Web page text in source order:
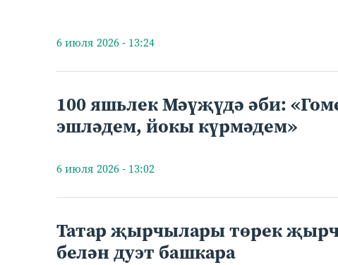
6 июля 2026 - 13:24
100 яшьлек Мәүҗүдә әби:
эшләдем, йокы күрмәдем»
6 июля 2026 - 13:02
Татар җырчылары төрек
белән дуэт башкара